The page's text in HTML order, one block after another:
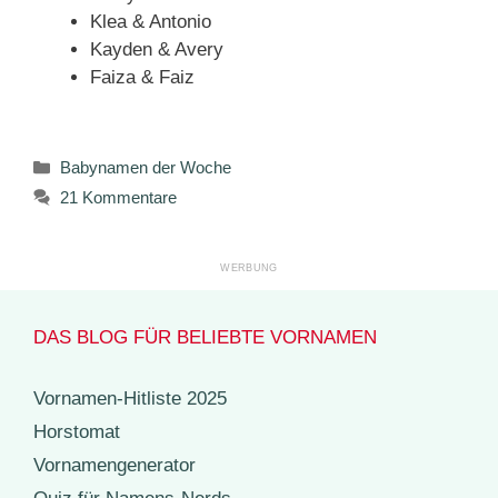
Klea & Antonio
Kayden & Avery
Faiza & Faiz
Kategorien
Babynamen der Woche
21 Kommentare
DAS BLOG FÜR BELIEBTE VORNAMEN
Vornamen-Hitliste 2025
Horstomat
Vornamengenerator